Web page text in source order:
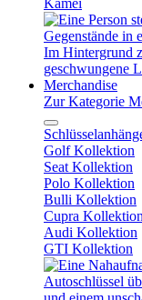
Kamei
Merchandise
Zur Kategorie
Golf Kollektion
Seat Kollektion
Polo Kollektion
Bulli Kollektion
Cupra Kollektion
Audi Kollektion
GTI Kollektion